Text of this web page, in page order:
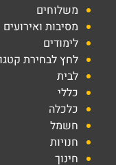
משלוחים
מסיבות ואירועים
לימודים
לחץ לבחירת
לבית
כללי
כלכלה
חשמל
חנויות
חינוך